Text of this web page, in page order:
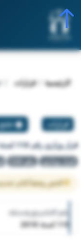
الرئيسية قرارات
قرارات
قرار وزاري رقم 110 لسنة 2018
قرار وزاري رقم 110
النص وفقاً لآخر تحديث في 09
رقم التشريع وسنته
110 لسنة 2018